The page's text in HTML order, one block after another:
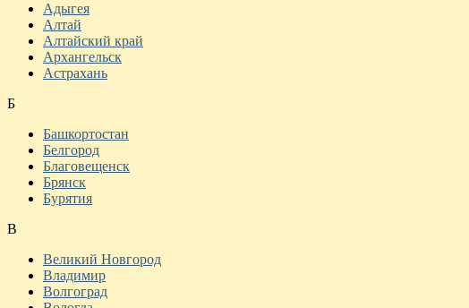
Адыгея
Алтай
Алтайский край
Архангельск
Астрахань
Б
Башкортостан
Белгород
Благовещенск
Брянск
Бурятия
В
Великий Новгород
Владимир
Волгоград